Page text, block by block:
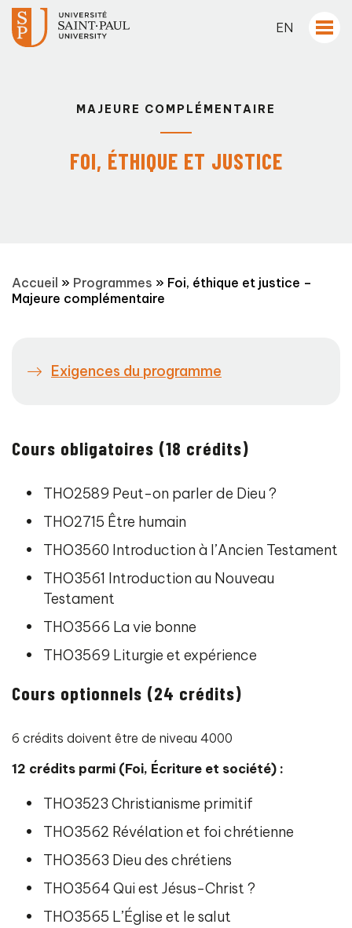
EN
MAJEURE COMPLÉMENTAIRE
FOI, ÉTHIQUE ET JUSTICE
Accueil » Programmes » Foi, éthique et justice –
Majeure complémentaire
Exigences du programme
Cours obligatoires (18 crédits)
THO2589 Peut-on parler de Dieu ?
THO2715 Être humain
THO3560 Introduction à l’Ancien Testament
THO3561 Introduction au Nouveau
Testament
THO3566 La vie bonne
THO3569 Liturgie et expérience
Cours optionnels (24 crédits)
6 crédits doivent être de niveau 4000
12 crédits parmi (Foi, Écriture et société) :
THO3523 Christianisme primitif
THO3562 Révélation et foi chrétienne
THO3563 Dieu des chrétiens
THO3564 Qui est Jésus-Christ ?
THO3565 L’Église et le salut